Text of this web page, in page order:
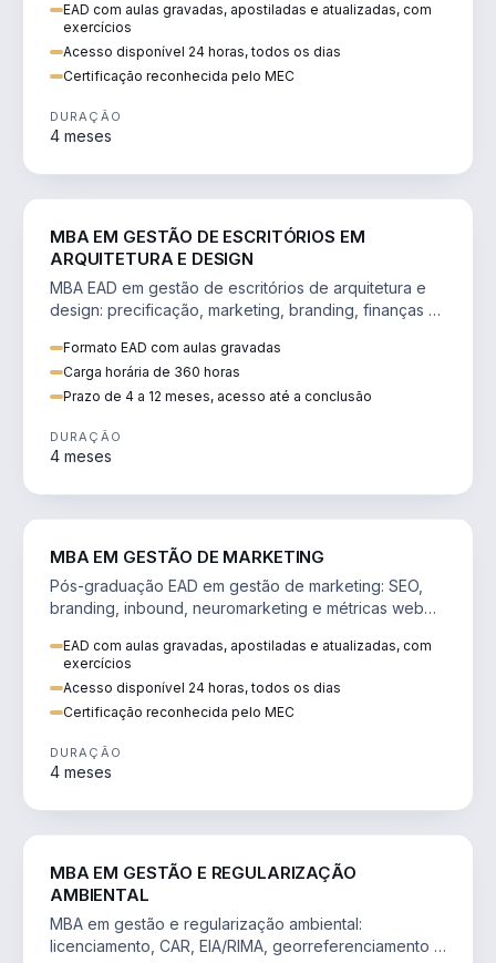
EAD com aulas gravadas, apostiladas e atualizadas, com
exercícios
Acesso disponível 24 horas, todos os dias
Certificação reconhecida pelo MEC
DURAÇÃO
4 meses
MBA EM GESTÃO DE ESCRITÓRIOS EM
ARQUITETURA E DESIGN
MBA EAD em gestão de escritórios de arquitetura e
design: precificação, marketing, branding, finanças e
Formato EAD com aulas gravadas
Carga horária de 360 horas
Prazo de 4 a 12 meses, acesso até a conclusão
DURAÇÃO
4 meses
MBA EM GESTÃO DE MARKETING
Pós-graduação EAD em gestão de marketing: SEO,
branding, inbound, neuromarketing e métricas web
EAD com aulas gravadas, apostiladas e atualizadas, com
exercícios
Acesso disponível 24 horas, todos os dias
Certificação reconhecida pelo MEC
DURAÇÃO
4 meses
MBA EM GESTÃO E REGULARIZAÇÃO
AMBIENTAL
MBA em gestão e regularização ambiental:
licenciamento, CAR, EIA/RIMA, georreferenciamento e